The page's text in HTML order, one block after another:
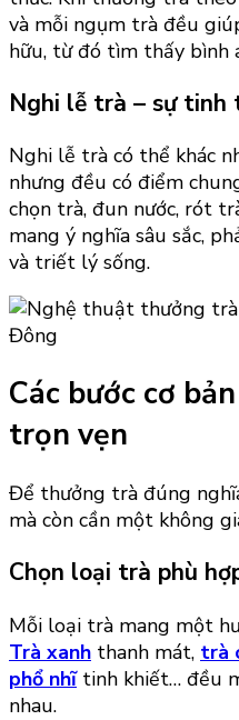
và mỗi ngụm trà đều
hữu, từ đó tìm thấy bình
Nghi lễ trà – sự
Nghi lễ trà có thể khác
nhưng đều có điểm
chọn trà, đun nước, rót
mang ý nghĩa sâu sắc,
và triết lý sống.
Các bước cơ
trọn vẹn
Để thưởng trà đúng
mà còn cần một không
Chọn loại trà phù
Mỗi loại trà mang một
Trà xanh thanh mát, trà
phổ nhĩtinh khiết… đều
nhau.